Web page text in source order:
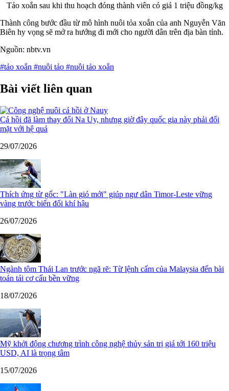
Tảo xoắn sau khi thu hoạch đóng thành viên có giá 1 triệu đồng/kg
Thành công bước đầu từ mô hình nuôi tỏa xoắn của anh Nguyễn Văn
Biên hy vọng sẽ mở ra hướng đi mới cho người dân trên địa bàn tỉnh.
Nguồn: nbtv.vn
#tảo xoắn #nuôi tảo #nuôi tảo xoắn
Bài viết liên quan
Cá hồi đã làm thay đổi Na Uy, nhưng giờ đây quốc gia này phải đối
mặt với hệ quả
29/07/2026
Thích ứng từ gốc: "Làn gió mới" giúp ngư dân Timor-Leste vững
vàng trước biến đổi khí hậu
26/07/2026
Ngành tôm Thái Lan trước ngã rẽ: Từ lệnh cấm của Malaysia đến bài
toán tái cơ cấu bền vững
18/07/2026
Mỹ khởi động chương trình công nghệ thủy sản trị giá tới 160 triệu
USD, AI là trọng tâm
15/07/2026